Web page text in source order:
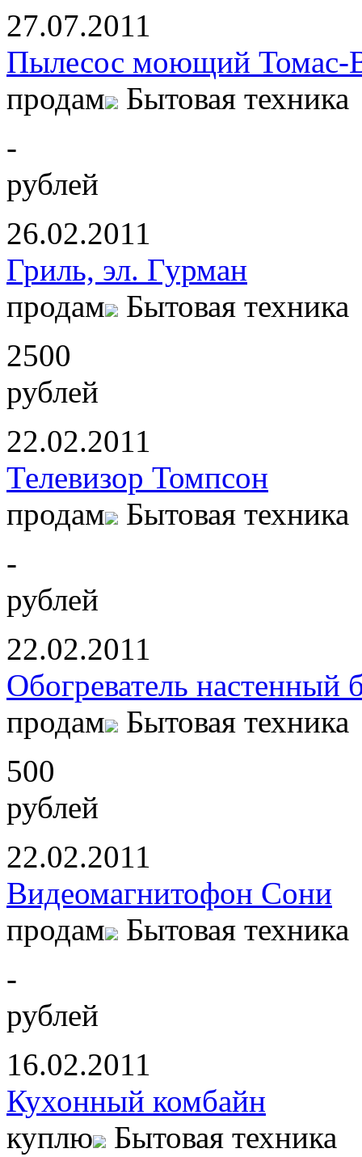
27.07.2011
Пылесос моющий Томас-
продам
Бытовая техника
-
рублей
26.02.2011
Гриль, эл. Гурман
продам
Бытовая техника
2500
рублей
22.02.2011
Телевизор Томпсон
продам
Бытовая техника
-
рублей
22.02.2011
Обогреватель настенный
продам
Бытовая техника
500
рублей
22.02.2011
Видеомагнитофон Сони
продам
Бытовая техника
-
рублей
16.02.2011
Кухонный комбайн
куплю
Бытовая техника